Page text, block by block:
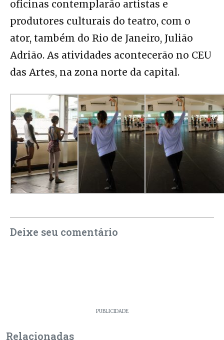
oficinas contemplarão artistas e
produtores culturais do teatro, com o
ator, também do Rio de Janeiro, Julião
Adrião. As atividades acontecerão no CEU
das Artes, na zona norte da capital.
Deixe seu comentário
PUBLICIDADE
Relacionadas